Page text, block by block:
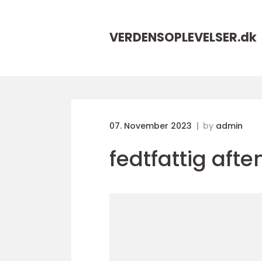
VERDENSOPLEVELSER.dk
07. November 2023 by admin
fedtfattig